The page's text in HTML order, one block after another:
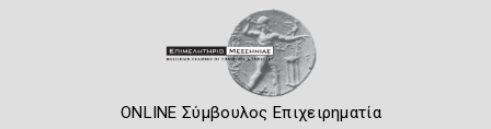
ONLINE Σύμβουλος Επιχειρηματία